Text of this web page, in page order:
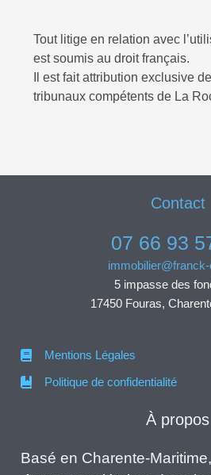
Tout litige en relation avec
est soumis au droit français.
Il est fait attribution exclusive
tribunaux compétents de La
Contact
07 66 93
5 impasse des
17450 Fouras,
Mentions Légales
Politique de confidentialité
À propos
Basé en Charente-